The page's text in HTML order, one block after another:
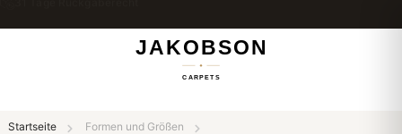
Startseite
Formen und Größen